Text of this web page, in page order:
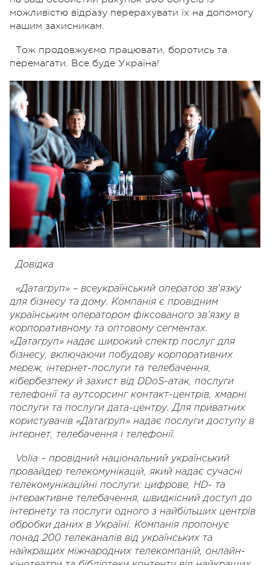
можливістю відразу перерахувати їх на допомогу
нашим захисникам.
Тож продовжуємо працювати, боротись та
перемагати. Все буде Україна!
Довідка
«Датагруп» – всеукраїнський оператор зв'язку
для бізнесу та дому. Компанія є провідним
українським оператором фіксованого зв’язку в
корпоративному та оптовому сегментах.
«Датагруп» надає широкий спектр послуг для
бізнесу, включаючи побудову корпоративних
мереж, інтернет-послуги та телебачення,
кібербезпеку й захист від DDoS-атак, послуги
телефонії та аутсорсинг контакт-центрів, хмарні
послуги та послуги дата-центру. Для приватних
користувачів «Датагруп» надає послуги доступу в
інтернет, телебачення і телефонії.
Volia – провідний національний український
провайдер телекомунікацій, який надає сучасні
телекомунікаційні послуги: цифрове, HD- та
інтерактивне телебачення, швидкісний доступ до
інтернету та послуги одного з найбільших центрів
обробки даних в Україні. Компанія пропонує
понад 200 телеканалів від українських та
найкращих міжнародних телекомпаній, онлайн-